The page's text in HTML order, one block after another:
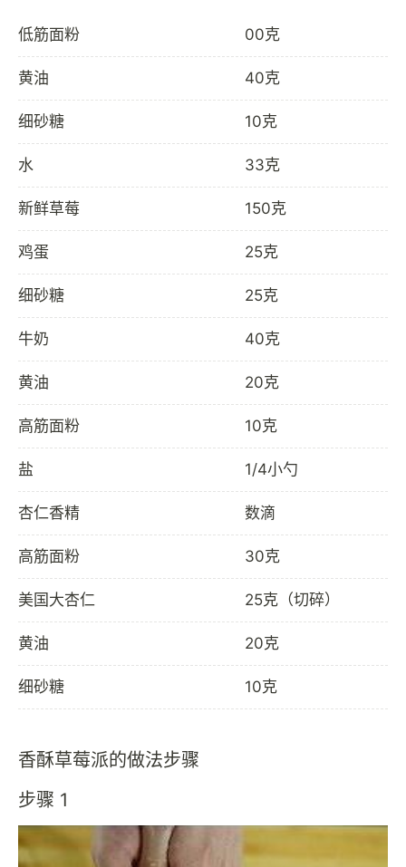
低筋面粉 00克
黄油 40克
细砂糖 10克
水 33克
新鲜草莓 150克
鸡蛋 25克
细砂糖 25克
牛奶 40克
黄油 20克
高筋面粉 10克
盐 1/4小勺
杏仁香精 数滴
高筋面粉 30克
美国大杏仁 25克（切碎）
黄油 20克
细砂糖 10克
香酥草莓派的做法步骤
步骤 1